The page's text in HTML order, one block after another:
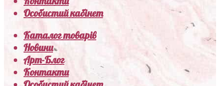
Особистий кабінет
Каталог товарів
Новини
Арт-Блог
Контакти